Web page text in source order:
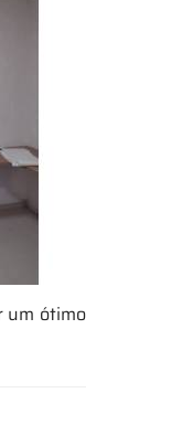
um ótimo